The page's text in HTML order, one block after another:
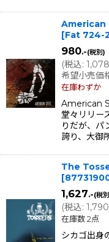
[Fat 724-2
980.-(税別)
(税込: 1,078
希望小売価
在庫わずか
American
堂々リリ
りだが、パ
誇り、大御
The
[
1,627.-(税
(税込: 1,790
在庫数 2点
シカゴ出身